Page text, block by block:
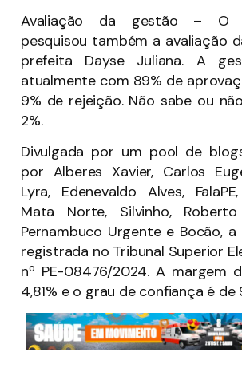
Avaliação da gestão – O
pesquisou também a avaliação
prefeita Dayse Juliana. A
atualmente com 89% de
9% de rejeição. Não sabe ou
2%.
Divulgada por um pool de
por Alberes Xavier, Carlos
Lyra, Edenevaldo Alves,
Mata Norte, Silvinho, Roberto
Pernambuco Urgente e Bocão,
registrada no Tribunal Superior
nº PE-08476/2024. A margem
4,81% e o grau de confiança é de